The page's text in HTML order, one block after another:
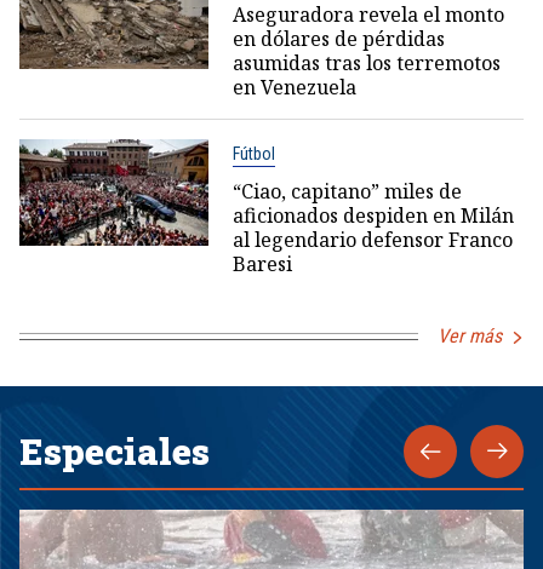
Aseguradora revela el monto
en dólares de pérdidas
asumidas tras los terremotos
en Venezuela
Fútbol
“Ciao, capitano” miles de
aficionados despiden en Milán
al legendario defensor Franco
Baresi
Ver más
Especiales